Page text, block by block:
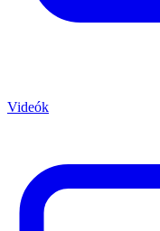
Videók